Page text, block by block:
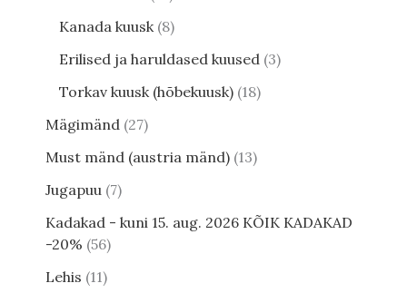
Kanada kuusk 8
Erilised ja haruldased kuused 3
Torkav kuusk (hõbekuusk) 18
Mägimänd 27
Must mänd (austria mänd) 13
Jugapuu 7
Kadakad - kuni 15. aug. 2026 KÕIK KADAKAD
-20% 56
Lehis 11